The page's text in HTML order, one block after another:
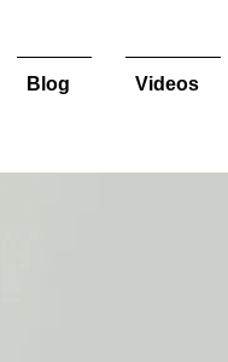
Blog Videos